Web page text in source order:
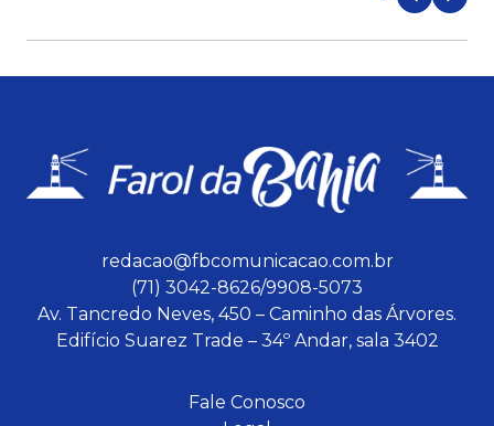
redacao@fbcomunicacao.com.br
(71) 3042-8626/9908-5073
Av. Tancredo Neves, 450 – Caminho das Árvores.
Edifício Suarez Trade – 34º Andar, sala 3402
Fale Conosco